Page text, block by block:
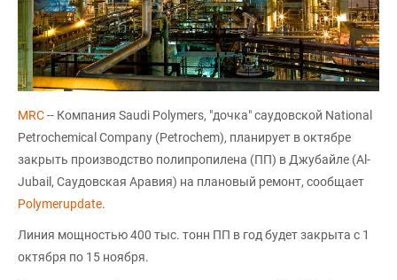
MRC-- Компания Saudi Polymers, "дочка" саудовской National
Petrochemical Company (Petrochem), планирует в октябре
закрыть производство полипропилена (ПП) в Джубайле (Al-
Jubail, Саудовская Аравия) на плановый ремонт, сообщает
Polymerupdate.
Линия мощностью 400 тыс. тонн ПП в год будет закрыта с 1
октября по 15 ноября.